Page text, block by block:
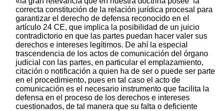
correcta constitución de la relación jurídica procesal para
garantizar el derecho de defensa reconocido en el
artículo 24 CE, que implica la posibilidad de un juicio
contradictorio en que las partes puedan hacer valer sus
derechos e intereses legítimos. De ahí la especial
trascendencia de los actos de comunicación del órgano
judicial con las partes, en particular el emplazamiento,
citación o notificación a quien ha de ser o puede ser parte
en el procedimiento, pues en tal caso el acto de
comunicación es el necesario instrumento que facilita la
defensa en el proceso de los derechos e intereses
cuestionados, de tal manera que su falta o deficiente